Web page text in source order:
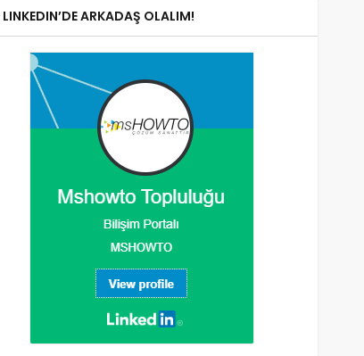
LINKEDIN’DE ARKADAŞ OLALIM!